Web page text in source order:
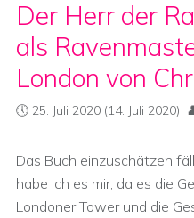
Der Herr der
als
London von
25. Juli 2020 (14. Juli 2020)
Das Buch einzuschätzen
habe ich es mir, da es die
Londoner Tower und die